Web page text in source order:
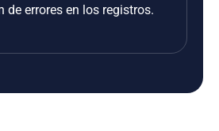
de errores en los registros.